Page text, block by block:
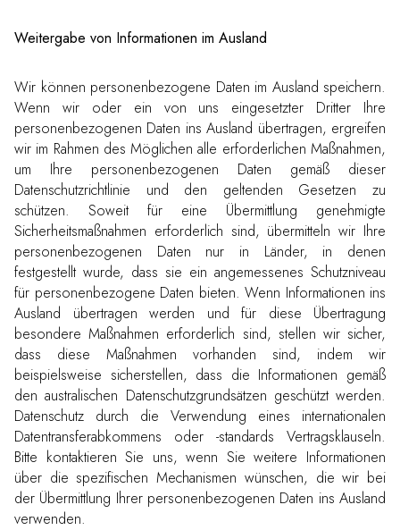
Weitergabe von Informationen im Ausland
Wir können personenbezogene Daten im Ausland speichern.
Wenn wir oder ein von uns eingesetzter Dritter Ihre
personenbezogenen Daten ins Ausland übertragen, ergreifen
wir im Rahmen des Möglichen alle erforderlichen Maßnahmen,
um Ihre personenbezogenen Daten gemäß dieser
Datenschutzrichtlinie und den geltenden Gesetzen zu
schützen. Soweit für eine Übermittlung genehmigte
Sicherheitsmaßnahmen erforderlich sind, übermitteln wir Ihre
personenbezogenen Daten nur in Länder, in denen
festgestellt wurde, dass sie ein angemessenes Schutzniveau
für personenbezogene Daten bieten. Wenn Informationen ins
Ausland übertragen werden und für diese Übertragung
besondere Maßnahmen erforderlich sind, stellen wir sicher,
dass diese Maßnahmen vorhanden sind, indem wir
beispielsweise sicherstellen, dass die Informationen gemäß
den australischen Datenschutzgrundsätzen geschützt werden.
Datenschutz durch die Verwendung eines internationalen
Datentransferabkommens oder -standards Vertragsklauseln.
Bitte kontaktieren Sie uns, wenn Sie weitere Informationen
über die spezifischen Mechanismen wünschen, die wir bei
der Übermittlung Ihrer personenbezogenen Daten ins Ausland
verwenden.